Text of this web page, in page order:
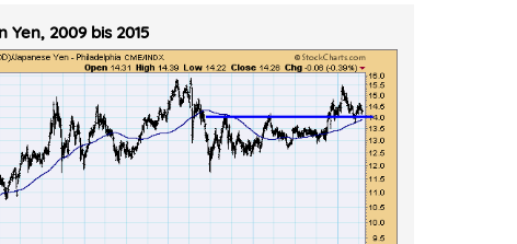
Yen, 2009 bis 2015